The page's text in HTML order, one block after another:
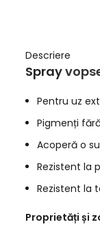
Descriere
Spray
Pentru uz
Pigmenți
Acoperă o
Rezistent la
Rezistent la
Proprietăți și